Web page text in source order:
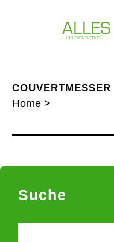
COUVERTMESSER
Home >
Suche